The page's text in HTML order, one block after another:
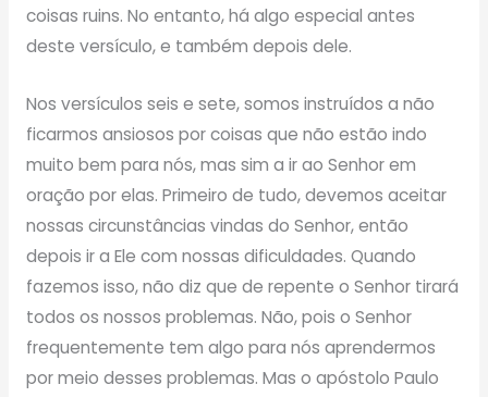
coisas ruins. No entanto, há algo especial antes
deste versículo, e também depois dele.
Nos versículos seis e sete, somos instruídos a não
ficarmos ansiosos por coisas que não estão indo
muito bem para nós, mas sim a ir ao Senhor em
oração por elas. Primeiro de tudo, devemos aceitar
nossas circunstâncias vindas do Senhor, então
depois ir a Ele com nossas dificuldades. Quando
fazemos isso, não diz que de repente o Senhor tirará
todos os nossos problemas. Não, pois o Senhor
frequentemente tem algo para nós aprendermos
por meio desses problemas. Mas o apóstolo Paulo